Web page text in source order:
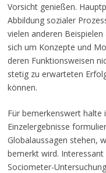
Vorsicht genießen.
Abbildung sozialer
vielen anderen
sich um Konzepte und
deren Funktionsweisen
stetig zu erwarteten
können.
Für bemerkenswert halte
Einzelergebnisse
Globalaussagen stehen,
bemerkt wird.
Sociometer-